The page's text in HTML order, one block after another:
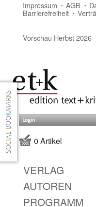
Impressum AGB
Barrierefreiheit
Vorschau Herbst 2026
Login
0 Artikel
VERLAG
AUTOREN
PROGRAMM